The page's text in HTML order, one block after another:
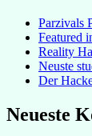
Parzivals
Featured
Reality
Neuste
Der
Neueste